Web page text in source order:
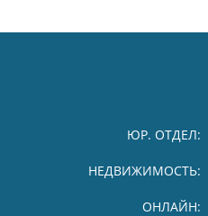
ЮР. ОТДЕЛ:
НЕДВИЖИМОСТЬ:
ОНЛАЙН: